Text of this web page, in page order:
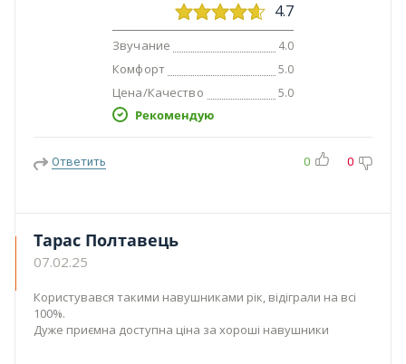
4.7
Звучание 4.0
Комфорт 5.0
Цена/Качество 5.0
Рекомендую
Ответить 0 0
Тарас Полтавець
07.02.25
Користувався такими навушниками рік, відіграли на всі
100%.
Дуже приємна доступна ціна за хороші навушники